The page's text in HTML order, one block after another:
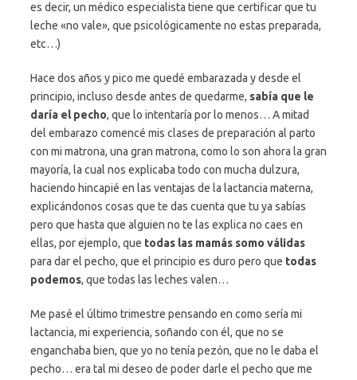
es decir, un médico especialista tiene que certificar que tu
leche «no vale», que psicológicamente no estas preparada,
etc…)
Hace dos años y pico me quedé embarazada y desde el
principio, incluso desde antes de quedarme, sabía que le
daría el pecho, que lo intentaría por lo menos… A mitad
del embarazo comencé mis clases de preparación al parto
con mi matrona, una gran matrona, como lo son ahora la gran
mayoría, la cual nos explicaba todo con mucha dulzura,
haciendo hincapié en las ventajas de la lactancia materna,
explicándonos cosas que te das cuenta que tu ya sabías
pero que hasta que alguien no te las explica no caes en
ellas, por ejemplo, que todas las mamás somo válidas
para dar el pecho, que el principio es duro pero que todas
podemos, que todas las leches valen…
Me pasé el último trimestre pensando en como sería mi
lactancia, mi experiencia, soñando con él, que no se
enganchaba bien, que yo no tenía pezón, que no le daba el
pecho… era tal mi deseo de poder darle el pecho que me